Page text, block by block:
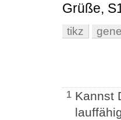
Grüße,
tikz
1 Kannst